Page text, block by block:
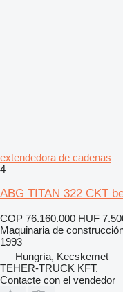
extendedora de cadenas
4
ABG TITAN 322 CKT
COP 76.160.000 HUF
Maquinaria de
1993
Hungría, Kecskemet
TEHER-TRUCK KFT.
Contacte con el vendedor